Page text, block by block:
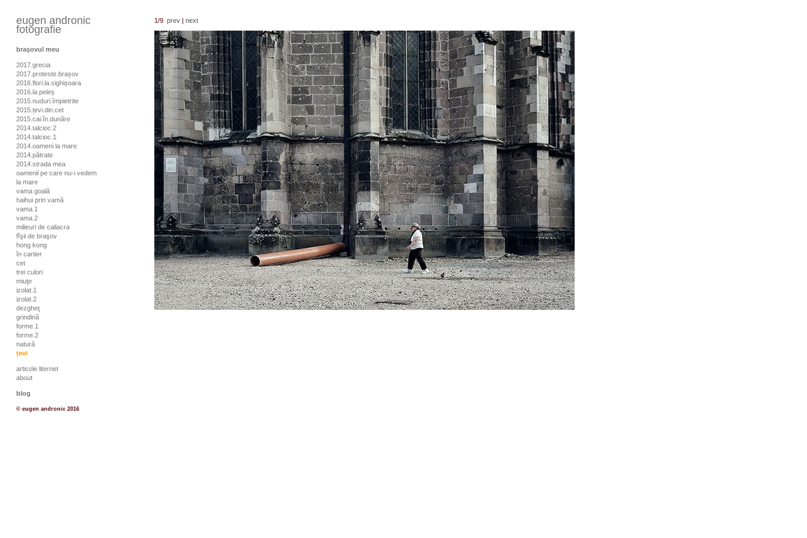
eugen andronic
fotografie
braşovul meu
2017.grecia
2017.proteste.brașov
2016.flori.la.sighișoara
2016.la.peleș
2015.nuduri.împietrite
2015.țevi.din.cet
2015.cai.în.dunăre
2014.talcioc.2
2014.talcioc.1
2014.oameni la mare
2014.pătrate
2014.strada mea
oamenii pe care nu-i vedem
la mare
vama goală
haihui prin vamă
vama.1
vama.2
milieuri de caliacra
fîşii de braşov
hong kong
în cartier
cet
trei culori
miuţe
izolat.1
izolat.2
dezgheţ
grindină
forme.1
forme.2
natură
țevi
articole liternet
about
blog
© eugen andronic 2016
1/9 prev | next